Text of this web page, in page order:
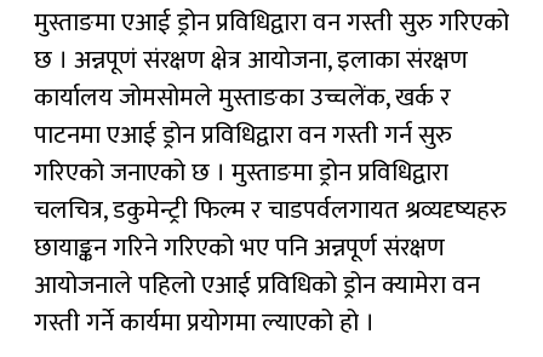
मुस्ताङमा एआई ड्रोन प्रविधिद्वारा वन गस्ती सुरु गरिएको
छ । अन्नपूणं संरक्षण क्षेत्र आयोजना, इलाका संरक्षण
कार्यालय जोमसोमले मुस्ताङका उच्चलेंक, खर्क र
पाटनमा एआई ड्रोन प्रविधिद्वारा वन गस्ती गर्न सुरु
गरिएको जनाएको छ । मुस्ताङमा ड्रोन प्रविधिद्वारा
चलचित्र, डकुमेन्ट्री फिल्म र चाडपर्वलगायत श्रव्यदृष्यहरु
छायाङ्कन गरिने गरिएको भए पनि अन्नपूर्ण संरक्षण
आयोजनाले पहिलो एआई प्रविधिको ड्रोन क्यामेरा वन
गस्ती गर्ने कार्यमा प्रयोगमा ल्याएको हो ।